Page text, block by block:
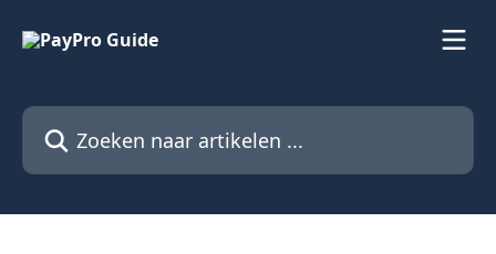
Zoeken naar artikelen ...